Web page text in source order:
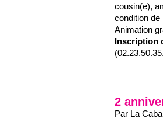
cousin(e),
condition de
Animation
Inscription
2
Par La